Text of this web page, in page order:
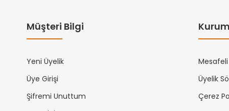
Müşteri Bilgi
Yeni Üyelik
Üye Girişi
Şifremi Unuttum
Mesafeli
Üyelik
Çerez